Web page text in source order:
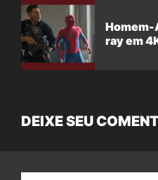
Homem-
ray em
DEIXE SEU